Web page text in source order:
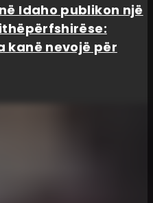
Idaho publikon një
kanë nevojë për